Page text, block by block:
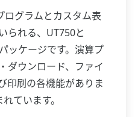
ログラムとカスタム表
られる、UT750と
ッケージです。演算プ
ダウンロード、ファイ
印刷の各機能がありま
ています。